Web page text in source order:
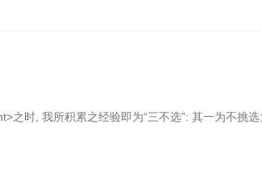
之时, 我所积累之经验即为“三不选”: 其一为不挑选